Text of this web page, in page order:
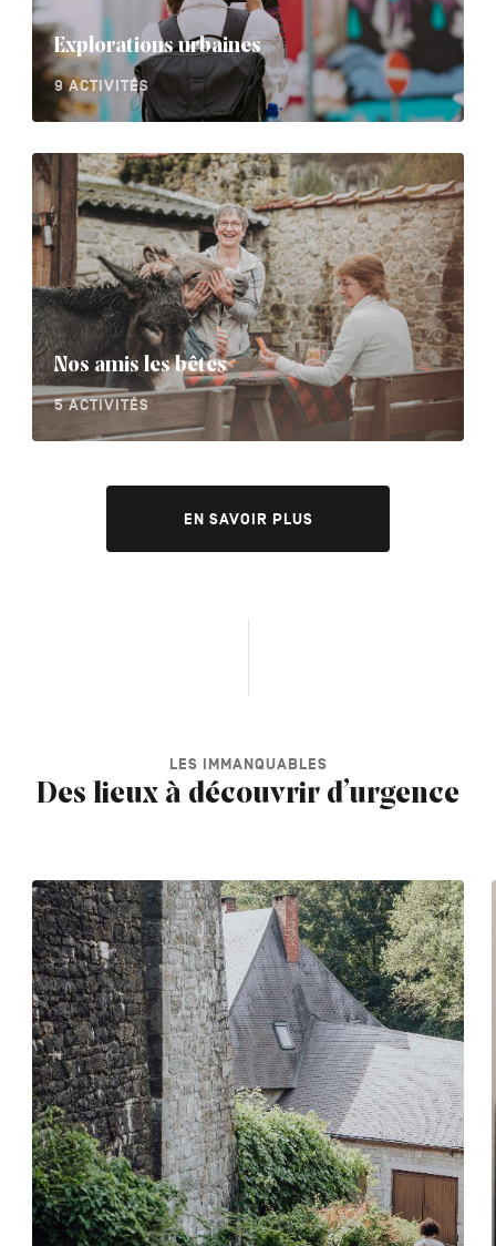
Explorations urbaines
9 ACTIVITÉS
Nos amis les bêtes
5 ACTIVITÉS
EN SAVOIR PLUS
LES IMMANQUABLES
Des lieux à découvrir d’urgence